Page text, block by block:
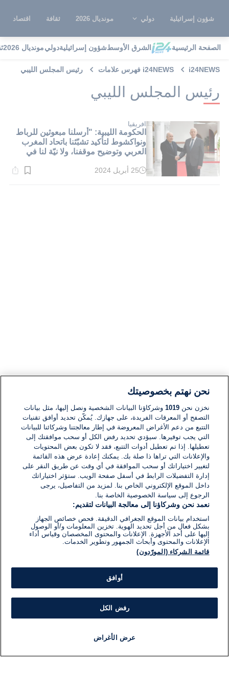
شؤون إسرائيلية دولي مونديال 2026 ثقافة اقتصاد
الصفحة الرئيسية الشرق الأوسطشؤون إسرائيليةدوليمونديال 2026
i24NEWS i24NEWS فهرس علامات رئيس المجلس الليبي
رئيس المجلس الليبي
افريقيا
الحكومة الليبية: "أرسلنا مبعوثين للرباط
ونواكشوط لتأكيد تشبّثنا باتحاد المغرب
العربي وتوضيح موقفنا، ولا نيّة لنا في
وقت
25 أبريل 2024
نحن نهتم بخصوصيتك
نخزن نحن1019 وشركاؤنا البيانات الشخصية ونصل إليها، مثل بيانات
التصفح أو المعرفات الفريدة، على جهازك. يُمكّن تحديد أوافق تقنيات
التتبع من دعم الأغراض المعروضة في إطار معالجتنا وشركائنا للبيانات
التي يجب توفيرها. سيؤدي تحديد رفض الكل أو سحب موافقتك إلى
تعطيلها. إذا تم تعطيل أدوات التتبع، فقد لا تكون بعض المحتويات
والإعلانات التي تراها ذا صلة بك. يمكنك إعادة عرض هذه القائمة
لتغيير اختياراتك أو سحب الموافقة في أي وقت عن طريق النقر على
إدارة التفضيلات الرابط في أسفل صفحة الويب. ستؤثر اختياراتك
داخل الموقع الإلكتروني الخاص بنا. لمزيد من التفاصيل، يرجى
الرجوع إلى سياسة الخصوصية الخاصة بنا.
نعمد نحن وشركاؤنا إلى معالجة البيانات لتقديم:
استخدام بيانات الموقع الجغرافي الدقيقة. فحص خصائص الجهاز
بشكل فعال من أجل تحديد الهوية. تخزين المعلومات و/أو الوصول
إليها على أحد الأجهزة. الإعلانات والمحتوى المخصصان وقياس أداء
الإعلانات والمحتوى وأبحاث الجمهور وتطوير الخدمات.
قائمة الشركاء (المورّدون)
أوافق
رفض الكل
عرض الأغراض